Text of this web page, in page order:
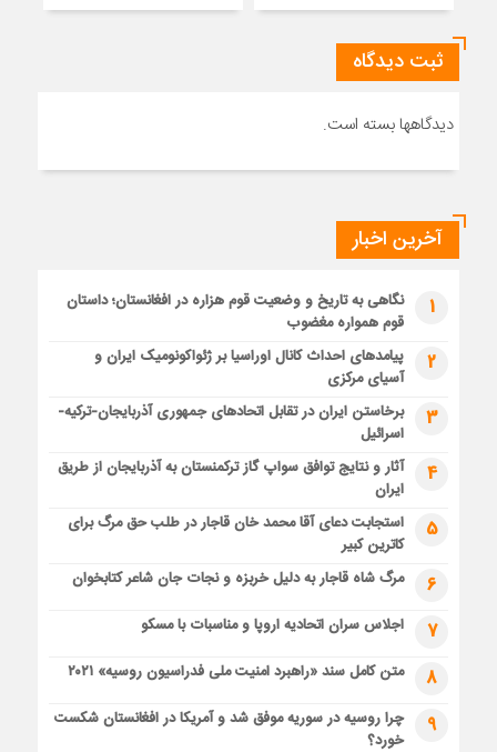
ثبت دیدگاه
دیدگاهها بسته است.
آخرین اخبار
1
نگاهی به تاریخ و وضعیت قوم هزاره در افغانستان؛ داستان
قوم همواره مغضوب
2
پیامدهای احداث کانال اوراسیا بر ژئواکونومیک ایران و
آسیای مرکزی
3
برخاستن ایران در تقابل اتحادهای جمهوری آذربایجان-ترکیه-
اسرائیل
4
آثار و نتایج توافق سواپ گاز ترکمنستان به آذربایجان از طریق
ایران
5
استجابت دعای آقا محمد خان قاجار در طلب حق مرگ برای
کاترین کبیر
6 مرگ شاه قاجار به دلیل خربزه و نجات جان شاعر کتابخوان
7 اجلاس سران اتحادیه اروپا و مناسبات با مسکو
8 متن کامل سند «راهبرد امنیت ملی فدراسیون روسیه» ۲۰۲۱
9
چرا روسیه در سوریه موفق شد و آمریکا در افغانستان شکست
خورد؟